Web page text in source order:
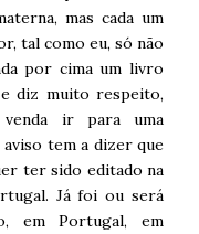
mas cada um
tal como eu, só não
por cima um livro
diz muito respeito,
ir para uma
aviso tem a dizer que
ter sido editado na
Já foi ou será
em Portugal, em